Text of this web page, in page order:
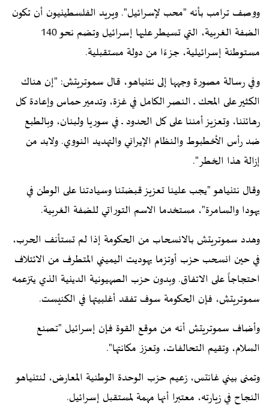
ووصف ترامب بأنه "محب لإسرائيل". ويريد الفلسطينيون أن تكون
الضفة الغربية، التي تسيطر عليها إسرائيل وتضم نحو 140
مستوطنة إسرائيلية، جزءًا من دولة مستقبلية.
وفي رسالة مصورة وجهها إلى نتنياهو، قال سموتريتش: "إن هناك
الكثير على المحك ــ النصر الكامل في غزة، وتدمير حماس وإعادة كل
رهائننا، وتعزيز أمننا على كل الحدود ــ في سوريا ولبنان، وبالطبع
ضد رأس الأخطبوط والنظام الإيراني والتهديد النووي. ولابد من
إزالة هذا الخطر".
وقال نتنياهو "يجب علينا تعزيز قبضتنا وسيادتنا على الوطن في
يهودا والسامرة"، مستخدما الاسم التوراتي للضفة الغربية.
وهدد سموتريتش بالانسحاب من الحكومة إذا لم تستأنف الحرب،
في حين انسحب حزب أوتزما يهوديت اليميني المتطرف من الائتلاف
احتجاجاً على الاتفاق. وبدون حزب الصهيونية الدينية الذي يتزعمه
سموتريتش، فإن الحكومة سوف تفقد أغلبيتها في الكنيست.
وأضاف سموتريتش أنه من موقع القوة فإن إسرائيل "تصنع
السلام، وتقيم التحالفات، وتعزز مكانتها".
وتمنى بيني غانتس، زعيم حزب الوحدة الوطنية المعارض، لنتنياهو
النجاح في زيارته، معتبرا أنها مهمة لمستقبل إسرائيل.